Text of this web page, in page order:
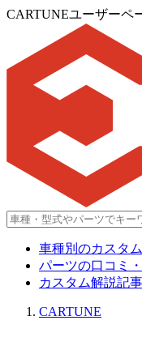
CARTUNEユーザーペ
車種別のカスタ
パーツの口コミ
カスタム解説記事
CARTUNE